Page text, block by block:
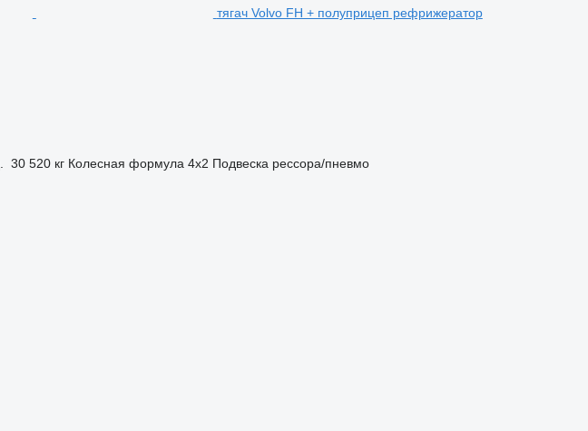
тягач Volvo FH + полуприцеп рефрижератор
30 520 кг Колесная формула 4x2 Подвеска рессора/пневмо